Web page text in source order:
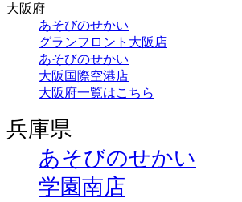
大阪府
あそびのせかい
グランフロント大阪店
あそびのせかい
大阪国際空港店
大阪府一覧はこちら
兵庫県
あそびのせかい
学園南店